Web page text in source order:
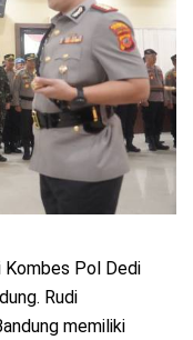
Kombes Pol Dedi
Rudi
memiliki